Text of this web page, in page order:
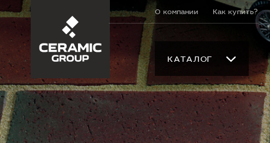
О компании Как купить?
КАТАЛОГ